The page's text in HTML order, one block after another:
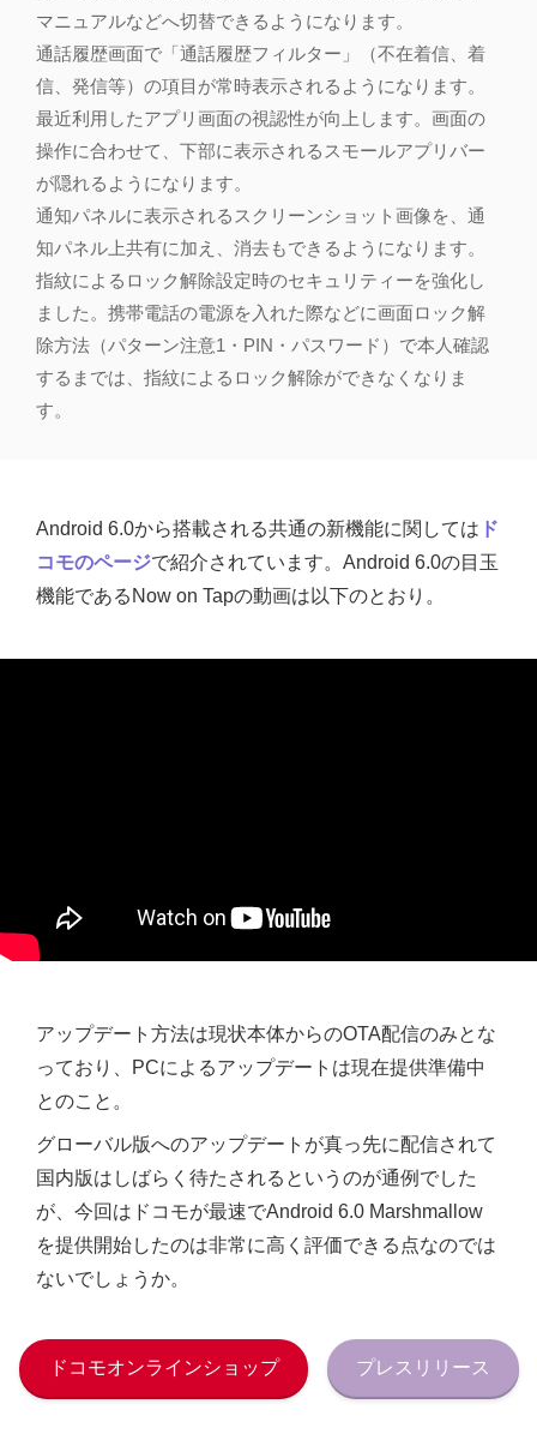
マニュアルなどへ切替できるようになります。
通話履歴画面で「通話履歴フィルター」（不在着信、着
信、発信等）の項目が常時表示されるようになります。
最近利用したアプリ画面の視認性が向上します。画面の
操作に合わせて、下部に表示されるスモールアプリバー
が隠れるようになります。
通知パネルに表示されるスクリーンショット画像を、通
知パネル上共有に加え、消去もできるようになります。
指紋によるロック解除設定時のセキュリティーを強化し
ました。携帯電話の電源を入れた際などに画面ロック解
除方法（パターン注意1・PIN・パスワード）で本人確認
するまでは、指紋によるロック解除ができなくなりま
す。
Android 6.0から搭載される共通の新機能に関しては ド
コモのページで紹介されています。Android 6.0の目玉
機能であるNow on Tapの動画は以下のとおり。
アップデート方法は現状本体からのOTA配信のみとな
っており、PCによるアップデートは現在提供準備中
とのこと。
グローバル版へのアップデートが真っ先に配信されて
国内版はしばらく待たされるというのが通例でした
が、今回はドコモが最速でAndroid 6.0 Marshmallow
を提供開始したのは非常に高く評価できる点なのでは
ないでしょうか。
ドコモオンラインショップ プレスリリース